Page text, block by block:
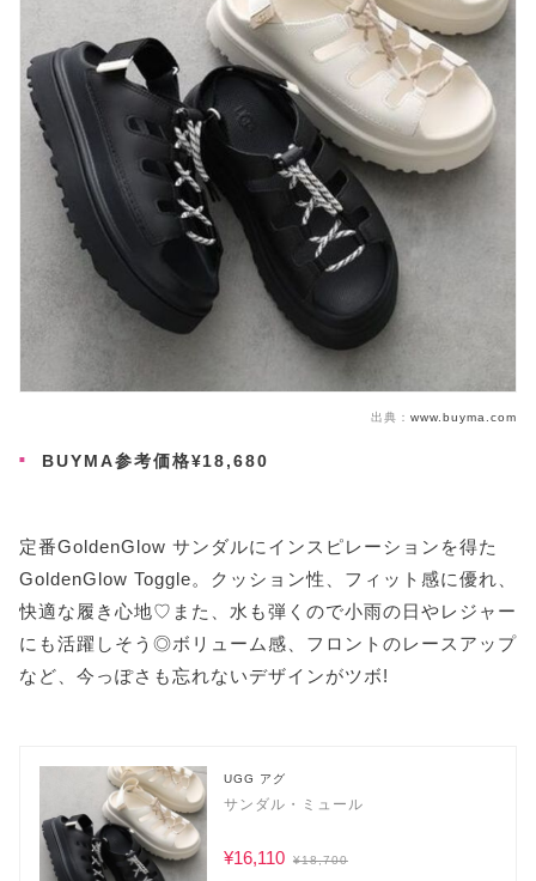
出典： www.buyma.com
BUYMA参考価格¥18,680
定番GoldenGlow サンダルにインスピレーションを得た
GoldenGlow Toggle。クッション性、フィット感に優れ、
快適な履き心地♡また、水も弾くので小雨の日やレジャー
にも活躍しそう◎ボリューム感、フロントのレースアップ
など、今っぽさも忘れないデザインがツボ!
UGG アグ
サンダル・ミュール
¥16,110 ¥18,700